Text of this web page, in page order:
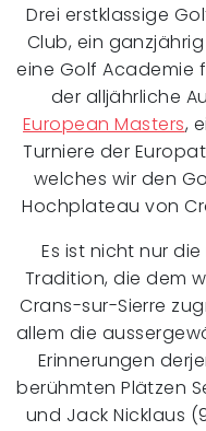
Drei erstklassige
Club, ein
eine Golf Academie
der alljährliche
European Masters,
Turniere der
welches wir den
Hochplateau von
Es ist nicht nur
Tradition, die dem
Crans-sur-Sierre
allem die
Erinnerungen
berühmten Plätzen
und Jack Nicklaus